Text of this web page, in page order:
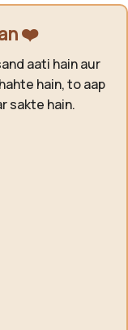
❤️
aati hain aur
hain, to aap
sakte hain.